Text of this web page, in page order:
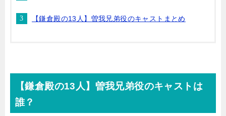
【鎌倉殿の13人】曽我兄弟役のキャストまとめ
【鎌倉殿の13人】曽我兄弟役のキャストは
誰？